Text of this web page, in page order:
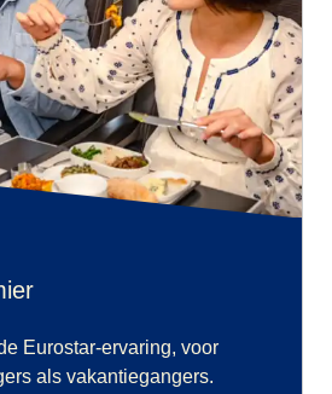
Eurostar-ervaring, voor
als vakantiegangers.